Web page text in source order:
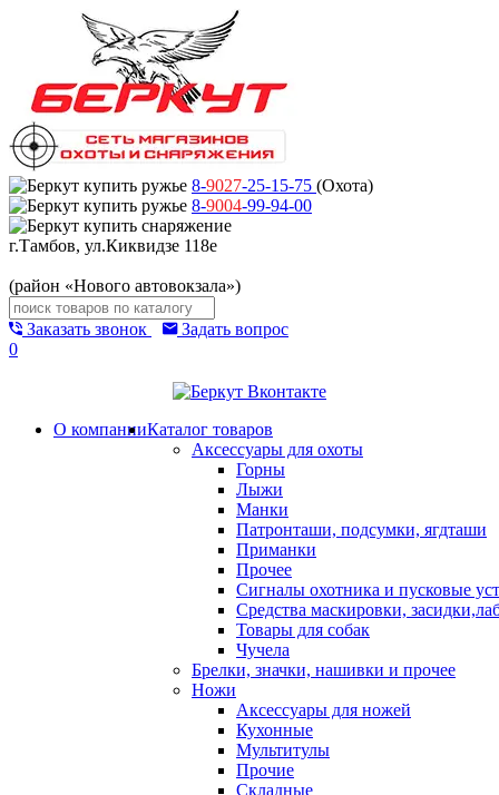
8-9027-25-15-75 (Охота)
8-9004-99-94-00
г.Тамбов, ул.Киквидзе 118е
(район «Нового автовокзала»)
Заказать звонок
Задать вопрос
0
О компанииКаталог товаров
Аксессуары для охоты
Горны
Лыжи
Манки
Патронташи, подсумки, ягдташи
Приманки
Прочее
Сигналы охотника и пусковые
Средства маскировки,
Товары для собак
Чучела
Брелки, значки, нашивки и прочее
Ножи
Аксессуары для ножей
Кухонные
Мультитулы
Прочие
Складные